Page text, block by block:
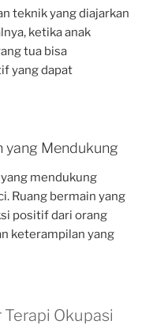
teknik yang diajarkan
ketika anak
tua bisa
yang dapat
yang Mendukung
mendukung
Ruang bermain yang
positif dari orang
keterampilan yang
Okupasi